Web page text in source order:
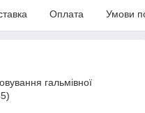
Оплата Умови
гальмівної